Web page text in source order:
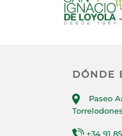
DÓNDE
Paseo
+34 91